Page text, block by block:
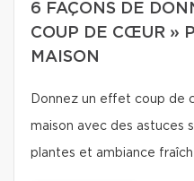
6 FAÇONS DE
COUP DE CŒUR »
MAISON
Donnez un effet coup de
maison avec des astuces
plantes et ambiance